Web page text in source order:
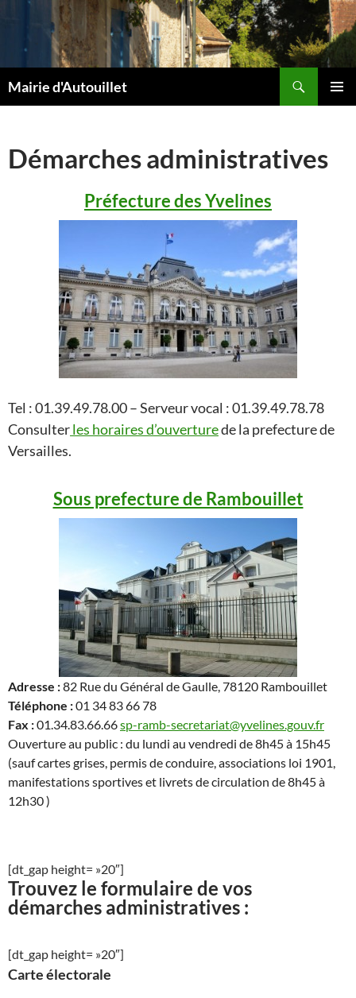
contenu
Mairie d'Autouillet
Démarches administratives
Préfecture des Yvelines
Tel : 01.39.49.78.00 – Serveur vocal : 01.39.49.78.78
Consulterles horaires d’ouverturede la prefecture de
Versailles.
Sous prefecture de Rambouillet
Adresse :82 Rue du Général de Gaulle, 78120 Rambouillet
Téléphone :01 34 83 66 78
Fax :01.34.83.66.66sp-ramb-secretariat@yvelines.gouv.fr
Ouverture au public : du lundi au vendredi de 8h45 à 15h45
(sauf cartes grises, permis de conduire, associations loi 1901,
manifestations sportives et livrets de circulation de 8h45 à
12h30 )
[dt_gap height= »20″]
Trouvez le formulaire de vos
démarches administratives :
[dt_gap height= »20″]
Carte électorale